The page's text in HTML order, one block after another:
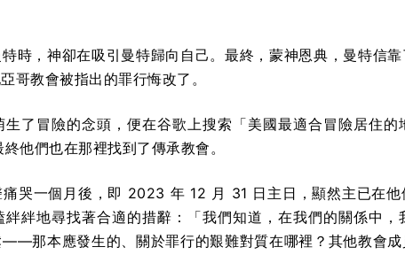
時，神卻在吸引曼特歸向自己。最終，蒙神恩典，曼特信
哥教會被指出的罪行悔改了。
了冒險的念頭，便在谷歌上搜索「美國最適合冒險居住
他們也在那裡找到了傳承教會。
哭一個月後，即 2023 年 12 月 31 日主日，顯然主已在
絆地尋找著合適的措辭：「我們知道，在我們的關係中
那本應發生的、關於罪行的艱難對質在哪裡？其他教會